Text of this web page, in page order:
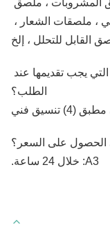
القابل للتحلل ، إلخ
الطلب؟
A3: خلال 24 ساعة.